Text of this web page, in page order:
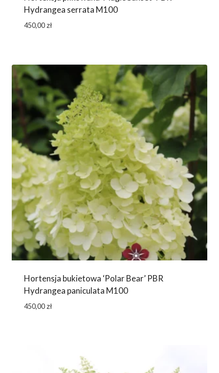
Hydrangea serrata M100
450,00 zł
Hortensja bukietowa ‘Polar Bear’ PBR
Hydrangea paniculata M100
450,00 zł